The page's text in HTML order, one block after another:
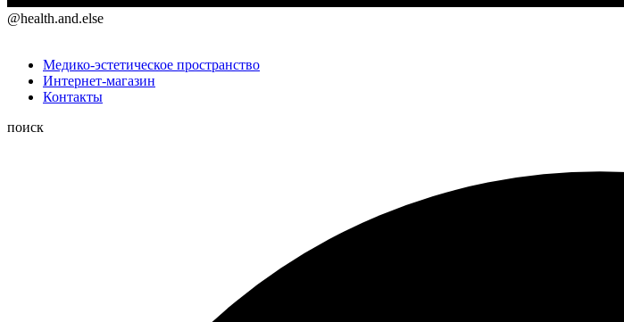
@health.and.else
Медико-эстетическое пространство
Интернет-магазин
Контакты
поиск